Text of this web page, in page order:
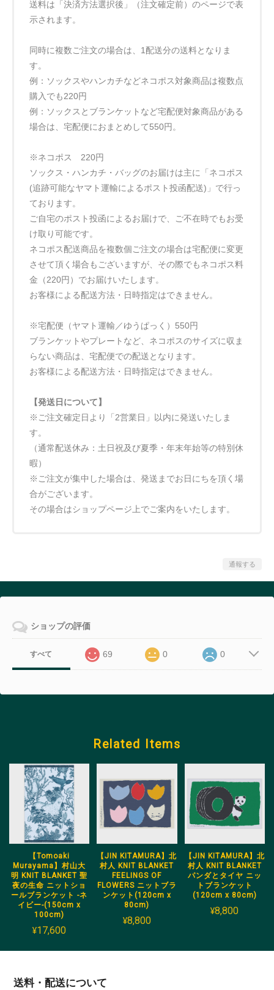
送料は「決済方法選択後」（注文確定前）のページで表
示されます。
同時に複数ご注文の場合は、1配送分の送料となりま
す。
例：ソックスやハンカチなどネコポス対象商品は複数点
購入でも220円
例：ソックスとブランケットなど宅配便対象商品がある
場合は、宅配便におまとめして550円。
※ネコポス 220円
ソックス・ハンカチ・バッグのお届けは主に「ネコポス
(追跡可能なヤマト運輸によるポスト投函配送)」で行っ
ております。
ご自宅のポスト投函によるお届けで、ご不在時でもお受
け取り可能です。
ネコポス配送商品を複数個ご注文の場合は宅配便に変更
させて頂く場合もございますが、その際でもネコポス料
金（220円）でお届けいたします。
お客様による配送方法・日時指定はできません。
※宅配便（ヤマト運輸／ゆうぱっく）550円
ブランケットやプレートなど、ネコポスのサイズに収ま
らない商品は、宅配便での配送となります。
お客様による配送方法・日時指定はできません。
【発送日について】
※ご注文確定日より「2営業日」以内に発送いたしま
す。
（通常配送休み：土日祝及び夏季・年末年始等の特別休
暇）
※ご注文が集中した場合は、発送までお日にちを頂く場
合がございます。
その場合はショップページ上でご案内をいたします。
通報する
ショップの評価
すべて 69 0 0
Related Items
【Tomoaki
Murayama】村山大
明 KNIT BLANKET 聖
夜の生命 ニットショ
ールブランケット -ネ
イビー-(150cm x
100cm)
¥17,600
【JIN KITAMURA】北
村人 KNIT BLANKET
FEELINGS OF
FLOWERS ニットブラ
ンケット(120cm x
80cm)
¥8,800
【JIN KITAMURA】北
村人 KNIT BLANKET
パンダとタイヤ ニッ
トブランケット
(120cm x 80cm)
¥8,800
送料・配送について